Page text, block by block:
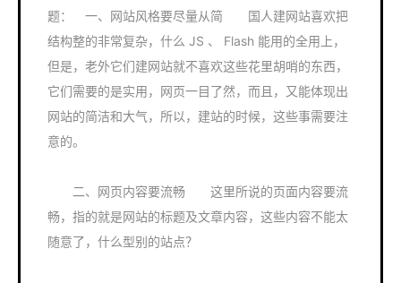
题： 一、网站风格要尽量从简 国人建网站喜欢把
结构整的非常复杂，什么 JS 、 Flash 能用的全用上，
但是，老外它们建网站就不喜欢这些花里胡哨的东西，
它们需要的是实用，网页一目了然，而且，又能体现出
网站的简洁和大气，所以，建站的时候，这些事需要注
意的。
二、网页内容要流畅 这里所说的页面内容要流
畅，指的就是网站的标题及文章内容，这些内容不能太
随意了，什么型别的站点？